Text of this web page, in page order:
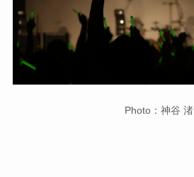
Photo：神谷 渚